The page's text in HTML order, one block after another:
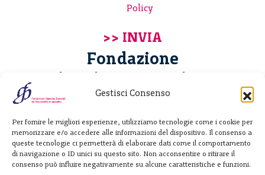
Gestisci Consenso
Per fornire le migliori esperienze, utilizziamo tecnologie come i cookie per
memorizzare e/o accedere alle informazioni del dispositivo. Il consenso a
queste tecnologie ci permetterà di elaborare dati come il comportamento
di navigazione o ID unici su questo sito. Non acconsentire o ritirare il
consenso può influire negativamente su alcune caratteristiche e funzioni.
Policy
Fondazione
Giannino Bassetti ETS
20122 Milano - Italia
T. +39 02 781933
F. + 39 02 76392030